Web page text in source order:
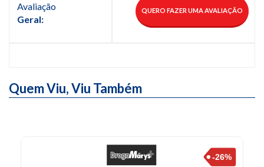
Avaliação
Geral:
QUERO FAZER UMA AVALIAÇÃO
Quem Viu,Viu Também